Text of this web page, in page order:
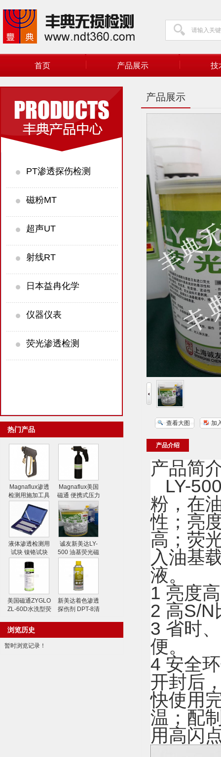
首页 产品展示 技
PT渗透探伤检测
磁粉MT
超声UT
射线RT
日本益冉化学
仪器仪表
荧光渗透检测
热门产品
Magnaflux渗透
检测用施加工具
水喷枪
Magnaflux美国
磁通 便携式压力
喷射器
液体渗透检测用
试块 镍铬试块
诚友新美达LY-
500 油基荧光磁
粉
美国磁通ZYGLO
ZL-60D水洗型荧
新美达着色渗透
探伤剂 DPT-8清
浏览历史
暂时浏览记录！
产品展示
查看大图 加
产品介绍
产品简
LY-
粉，在
性；亮
高；荧
入油基
液。
1 亮度
2 高S/N
3 省时
便。
4 安全
开封后
快使用
温；配
用高闪